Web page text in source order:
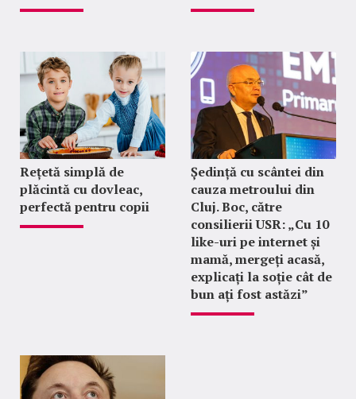
Rețetă simplă de
plăcintă cu dovleac,
perfectă pentru copii
Ședință cu scântei din
cauza metroului din
Cluj. Boc, către
consilierii USR: „Cu 10
like-uri pe internet și
mamă, mergeți acasă,
explicați la soție cât de
bun ați fost astăzi”